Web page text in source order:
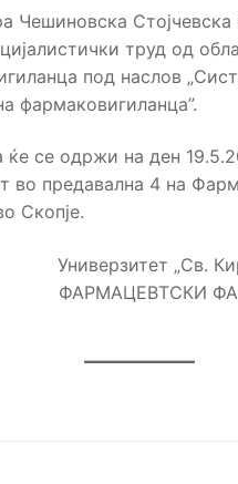
Чешиновска Стојчевска
труд од
под наслов
фармаковигиланца”.
ќе се одржи на ден
во предавална 4 на
Скопје.
Универзитет „Св.
ФАРМАЦЕВТСКИ